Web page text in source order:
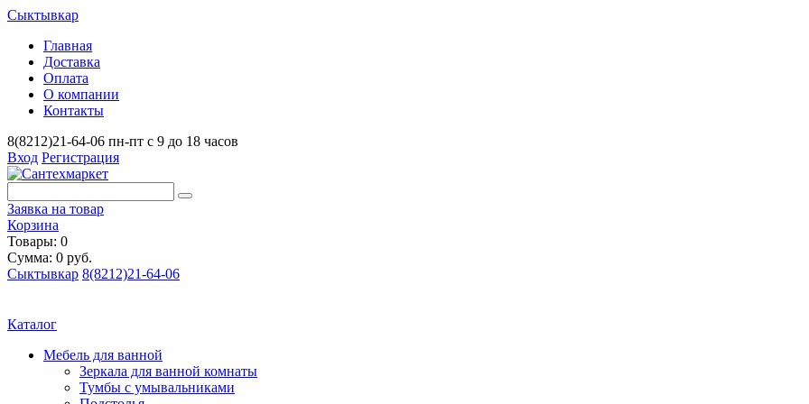
Сыктывкар
Главная
Доставка
Оплата
О компании
Контакты
8(8212)21-64-06 пн-пт с 9 до 18 часов
Вход Регистрация
Заявка на товар
Корзина
Товары: 0
Сумма: 0 руб.
Сыктывкар 8(8212)21-64-06
Каталог
Мебель для ванной
Зеркала для ванной комнаты
Тумбы с умывальниками